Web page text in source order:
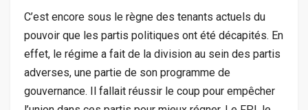
C’est encore sous le règne des tenants actuels du
pouvoir que les partis politiques ont été décapités. En
effet, le régime a fait de la division au sein des partis
adverses, une partie de son programme de
gouvernance. Il fallait réussir le coup pour empêcher